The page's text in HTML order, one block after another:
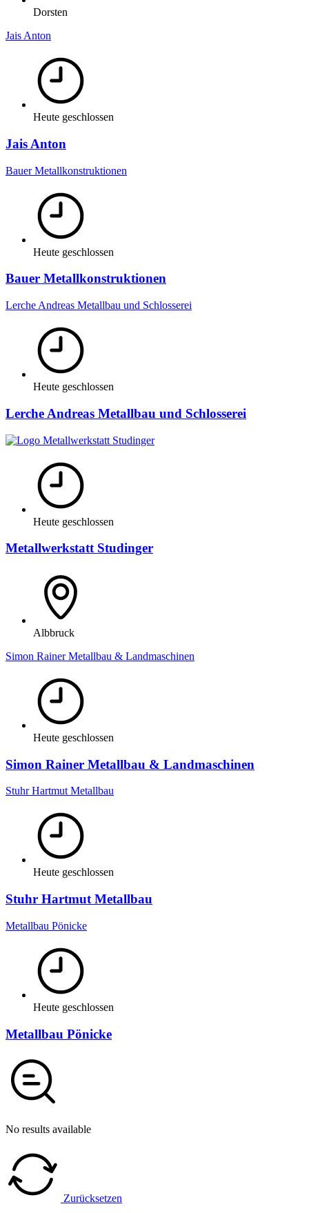
Dorsten
Jais Anton
Heute geschlossen
Jais Anton
Bauer Metallkonstruktionen
Heute geschlossen
Bauer Metallkonstruktionen
Lerche Andreas Metallbau und Schlosserei
Heute geschlossen
Lerche Andreas Metallbau und Schlosserei
Heute geschlossen
Metallwerkstatt Studinger
Albbruck
Simon Rainer Metallbau & Landmaschinen
Heute geschlossen
Simon Rainer Metallbau & Landmaschinen
Stuhr Hartmut Metallbau
Heute geschlossen
Stuhr Hartmut Metallbau
Metallbau Pönicke
Heute geschlossen
Metallbau Pönicke
No results available
Zurücksetzen